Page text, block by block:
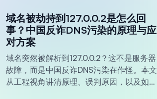
域名被劫持到127.0.0.2是怎么回
事？中国反诈DNS污染的原理与应
对方案
域名突然被解析到127.0.0.2？这不是服务器
故障，而是中国反诈DNS污染在作怪。本文
从工程视角讲清原理、误判原因，以及如何